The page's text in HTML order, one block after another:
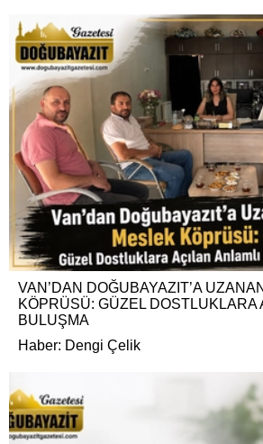
VAN’DAN DOĞUBAYAZIT’A
KÖPRÜSÜ: GÜZEL DOSTLUKLARA
BULUŞMA
Haber: Dengi Çelik